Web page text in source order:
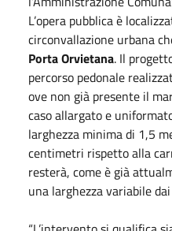
L’opera pubblica è
circonvallazione urbana
Porta Orvietana. Il
percorso pedonale
ove non già presente il
caso allargato e
larghezza minima di 1,5
centimetri rispetto alla
resterà, come è già
una larghezza variabile